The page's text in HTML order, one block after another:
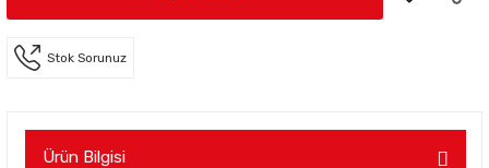
Stok Sorunuz
Ürün Bilgisi